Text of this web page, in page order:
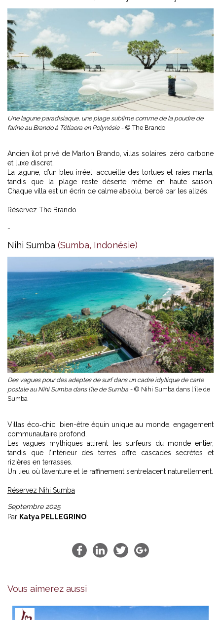
Une lagune paradisiaque, une plage sublime comme de la poudre de
farine au Brando à Tétiaora en Polynésie - © The Brando
Ancien îlot privé de Marlon Brando, villas solaires, zéro carbone
et luxe discret.
La lagune, d’un bleu irréel, accueille des tortues et raies manta,
tandis que la plage reste déserte même en haute saison.
Chaque villa est un écrin de calme absolu, bercé par les alizés.
Réservez The Brando
-
Nihi Sumba (Sumba, Indonésie)
Des vagues pour des adeptes de surf dans un cadre idyllique de carte
postale au Nihi Sumba dans l'île de Sumba - © Nihi Sumba dans l'île de
Sumba
Villas éco‑chic, bien-être équin unique au monde, engagement
communautaire profond.
Les vagues mythiques attirent les surfeurs du monde entier,
tandis que l’intérieur des terres offre cascades secrètes et
rizières en terrasses.
Un lieu où l’aventure et le raffinement s’entrelacent naturellement.
Réservez Nihi Sumba
Septembre 2025
Par Katya PELLEGRINO
Vous aimerez aussi